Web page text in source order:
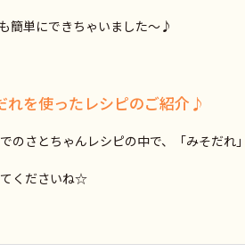
簡単にできちゃいました～♪
れを使ったレシピのご紹介♪
のさとちゃんレシピの中で、「みそだ
くださいね☆